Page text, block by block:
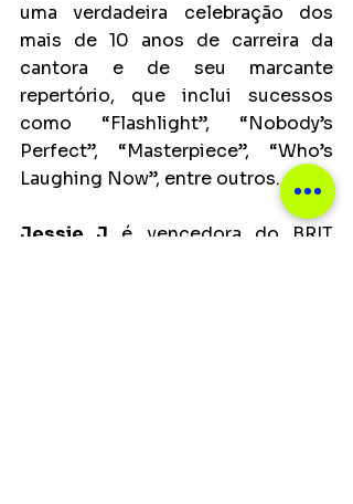
uma verdadeira celebração dos
mais de 10 anos de carreira da
cantora e de seu marcante
repertório, que inclui sucessos
como “Flashlight”, “Nobody’s
Perfect”, “Masterpiece”, “Who’s
Laughing Now”, entre outros.
Jessie J é vencedora do BRIT